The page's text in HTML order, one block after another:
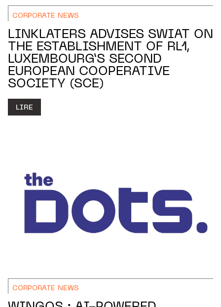
CORPORATE NEWS
LINKLATERS ADVISES SWIAT ON
THE ESTABLISHMENT OF RL1,
LUXEMBOURG’S SECOND
EUROPEAN COOPERATIVE
SOCIETY (SCE)
LIRE
CORPORATE NEWS